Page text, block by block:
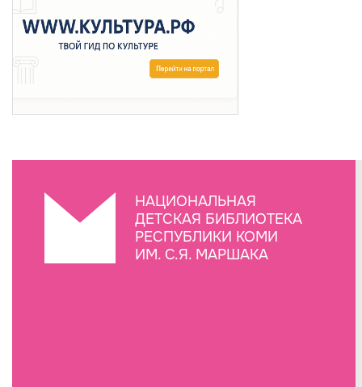
НАЦИОНАЛЬНАЯ
ДЕТСКАЯ БИБЛИОТЕКА
РЕСПУБЛИКИ КОМИ
ИМ. С.Я. МАРШАКА